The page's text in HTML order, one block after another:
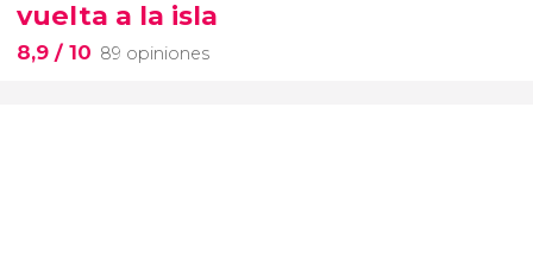
vuelta a la isla
8,9 / 10 89 opiniones